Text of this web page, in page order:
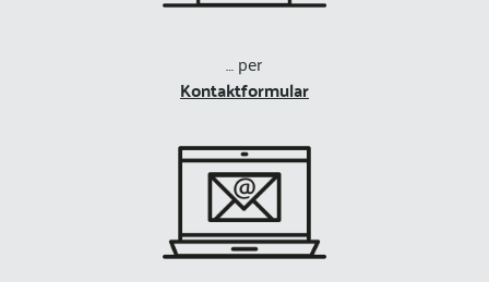
… per
Kontaktformular